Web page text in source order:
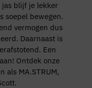
blijf je lekker
soepel bewegen.
vermogen dus
Daarnaast is
Een
Ontdek onze
als MA.STRUM,